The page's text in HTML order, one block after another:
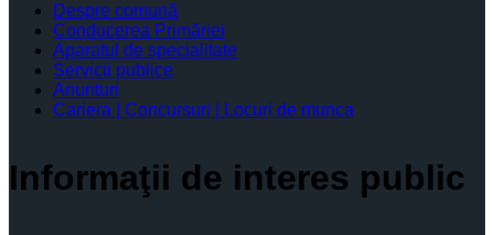
Despre comună
Conducerea Primăriei
Aparatul de specialitate
Servicii publice
Anunturi
Cariera | Concursuri | Locuri de munca
Informaţii de interes public